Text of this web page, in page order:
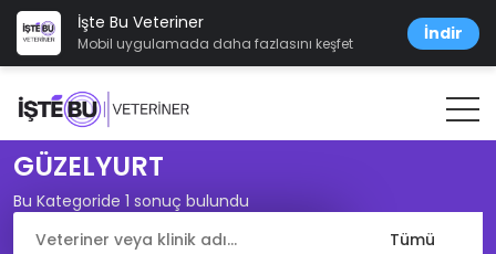
İşte Bu Veteriner
Mobil uygulamada daha fazlasını keşfet İndir
GÜZELYURT
Bu Kategoride 1 sonuç bulundu